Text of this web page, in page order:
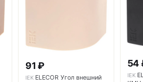
91 ₽
IEK ELECOR Угол внешний
54
IEK